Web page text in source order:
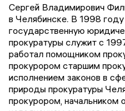
Сергей Владимирович
в Челябинске. В 1998
государственную
прокуратуры служит с
работал помощником
прокурором старшим
исполнением законов в
природы прокуратуры
прокурором, начальником